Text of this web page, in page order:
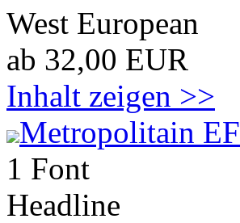
West European
ab 32,00 EUR
Inhalt zeigen >>
Metropolitain EF
1 Font
Headline